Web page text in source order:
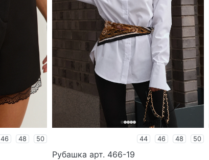
46 48 50 44 46 48 50
Рубашка арт. 466-19